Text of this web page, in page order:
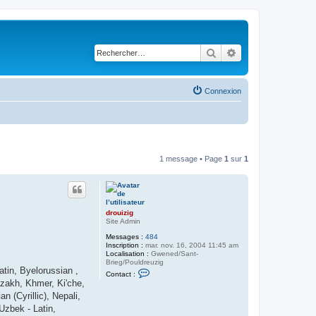
Rechercher
Connexion
1 message • Page 1 sur 1
drouizig
Site Admin
Messages : 484
Inscription : mar. nov. 16, 2004 11:45 am
Localisation : Gwened/Sant-
Brieg/Pouldreuzig
Contact :
Byelorussian ,
Khmer, Ki'che,
(Cyrillic), Nepali,
- Latin,